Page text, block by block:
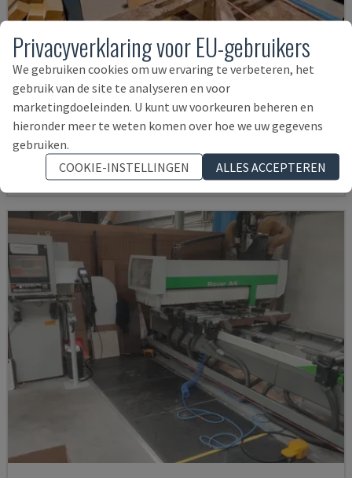
K2-A
HUNDEGGER - CNC-HOUTBEWERKINGSCENTRUM
DUITSLAND
52.000 €
Privacyverklaring voor EU-gebruikers
We gebruiken cookies om uw ervaring te verbeteren, het
gebruik van de site te analyseren en voor
marketingdoeleinden. U kunt uw voorkeuren beheren en
hieronder meer te weten komen over hoe we uw gegevens
gebruiken.
COOKIE-INSTELLINGEN
ALLES ACCEPTEREN